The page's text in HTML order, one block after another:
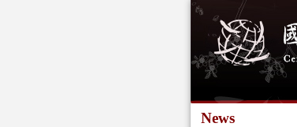
News